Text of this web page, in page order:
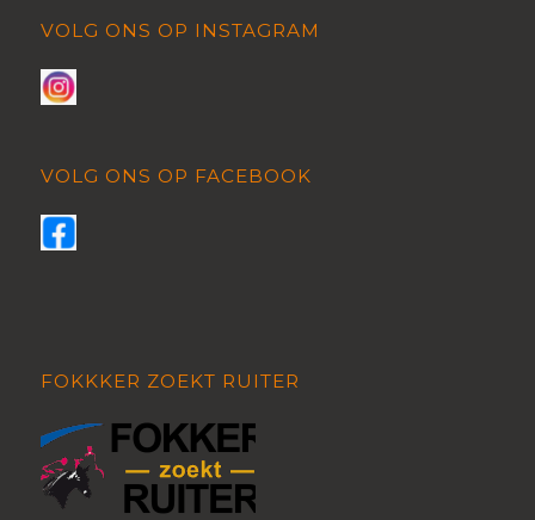
VOLG ONS OP INSTAGRAM
VOLG ONS OP FACEBOOK
FOKKKER ZOEKT RUITER